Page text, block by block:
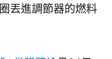
店
丟進調節器的燃料